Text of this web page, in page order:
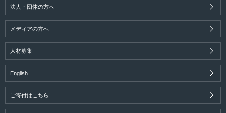
法人・団体の方へ
メディアの方へ
人材募集
English
ご寄付はこちら